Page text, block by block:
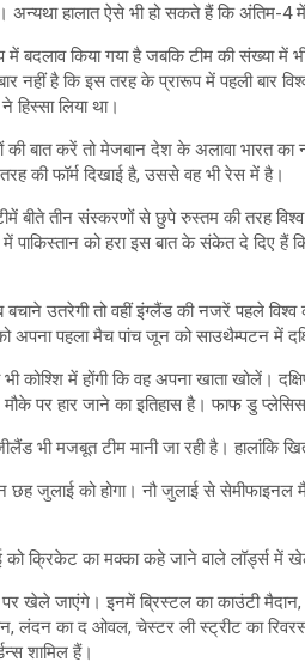
हालात ऐसे भी हो सकते हैं कि अंतिम-4 में
बदलाव किया गया है जबकि टीम की संख्या
बार नहीं है कि इस तरह के प्रारूप में पहली बार
हिस्सा लिया था।
की बात करें तो मेजबान देश के अलावा भारत
की फॉर्म दिखाई है, उससे वह भी रेस में है।
बीते तीन संस्करणों से छुपे रुस्तम की तरह
को हरा इस बात के संकेत दे दिए हैं
उतरेगी तो वहीं इंग्लैंड की नजरें पहले विश्व
अपना पहला मैच पांच जून को साउथैम्पटन में
कोश्शि में होंगी कि वह अपना खाता खोलें।
पर हार जाने का इतिहास है। फाफ डु
भी मजबूत टीम मानी जा रही है। हालांकि
छह जुलाई को होगा। नौ जुलाई से
क्रिकेट का मक्का कहे जाने वाले लॉर्ड्स में
खेले जाएंगे। इनमें ब्रिस्टल का काउंटी
लंदन का द ओवल, चेस्टर ली स्ट्रीट का
शामिल हैं।